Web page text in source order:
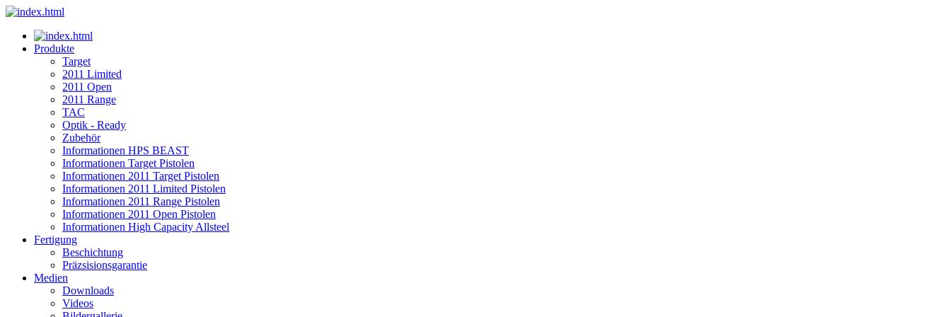
Produkte
Target
2011 Limited
2011 Open
2011 Range
TAC
Optik - Ready
Zubehör
Informationen HPS BEAST
Informationen Target Pistolen
Informationen 2011 Target Pistolen
Informationen 2011 Limited Pistolen
Informationen 2011 Range Pistolen
Informationen 2011 Open Pistolen
Informationen High Capacity Allsteel
Fertigung
Beschichtung
Präzsisionsgarantie
Medien
Downloads
Videos